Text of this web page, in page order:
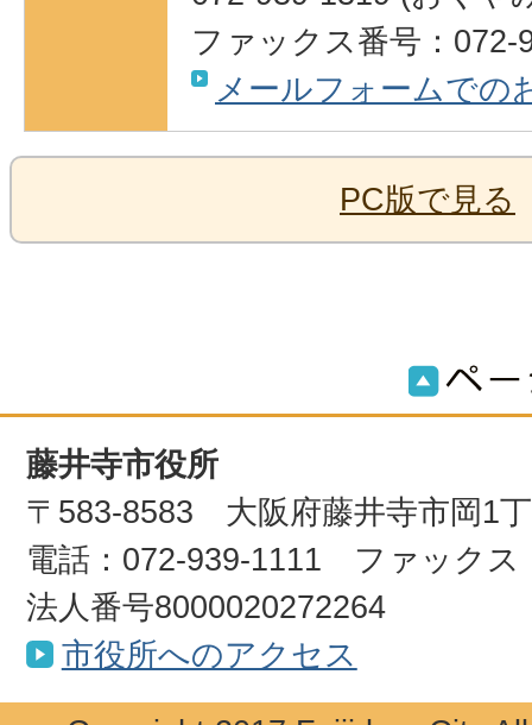
ファックス番号：072-
メールフォームでの
PC版で見る
藤井寺市役所
〒583-8583 大阪府藤井寺市岡1
電話：072-939-1111 ファックス
法人番号8000020272264
市役所へのアクセス